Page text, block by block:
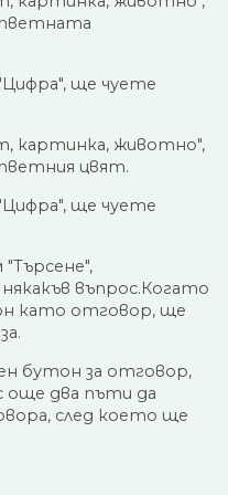
ще чуете
картинка, животно",
цвят.
ще чуете
въпрос.Когато
като отговор, ще
бутон за отговор,
още два пъти да
след което ще